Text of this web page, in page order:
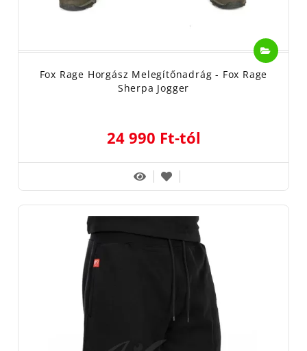
Fox Rage Horgász Melegítőnadrág - Fox Rage
Sherpa Jogger
24 990 Ft-tól